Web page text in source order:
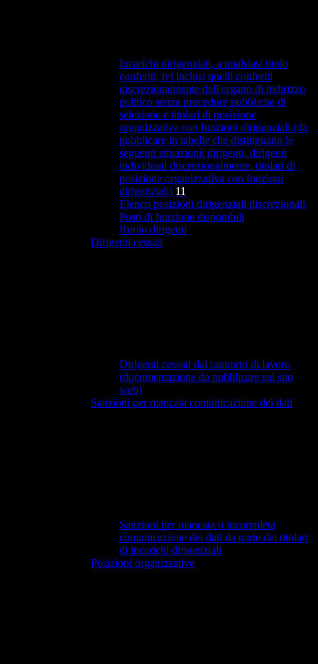
Incarichi dirigenziali, a qualsiasi titolo
conferiti, ivi inclusi quelli conferiti
discrezionalmente dall'organo di indirizzo
politico senza procedure pubbliche di
selezione e titolari di posizione
organizzativa con funzioni dirigenziali (da
pubblicare in tabelle che distinguano le
seguenti situazioni: dirigenti, dirigenti
individuati discrezionalmente, titolari di
posizione organizzativa con funzioni
dirigenziali) 11
Elenco posizioni dirigenziali discrezionali
Posti di funzione disponibili
Ruolo dirigenti
Dirigenti cessati
Dirigenti cessati dal rapporto di lavoro
(documentazione da pubblicare sul sito
web)
Sanzioni per mancata comunicazione dei dati
Sanzioni per mancata o incompleta
comunicazione dei dati da parte dei titolari
di incarichi dirigenziali
Posizioni organizzative